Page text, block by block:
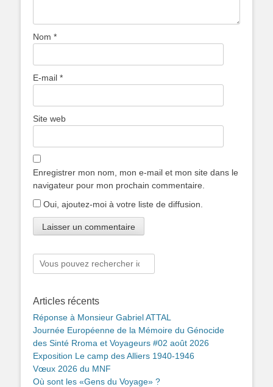
Nom *
E-mail *
Site web
Enregistrer mon nom, mon e-mail et mon site dans le
navigateur pour mon prochain commentaire.
Oui, ajoutez-moi à votre liste de diffusion.
Rechercher :
Articles récents
Réponse à Monsieur Gabriel ATTAL
Journée Européenne de la Mémoire du Génocide
des Sinté Rroma et Voyageurs #02 août 2026
Exposition Le camp des Alliers 1940-1946
Vœux 2026 du MNF
Où sont les «Gens du Voyage» ?